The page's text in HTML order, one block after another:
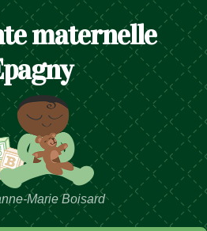
maternelle
Marie Boisard